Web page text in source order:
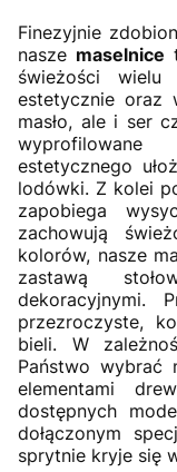
Finezyjnie
nasze maselnice
świeżości wielu
estetycznie oraz
masło, ale i ser
estetycznego
lodówki. Z kolei
zapobiega
zachowują
kolorów, nasze
zastawą
dekoracyjnymi.
przezroczyste,
bieli. W
Państwo wybrać
elementami
dostępnych
dołączonym
sprytnie kryje się